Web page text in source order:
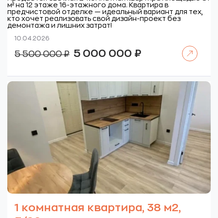
м² на 12 этаже 16-этажного дома. Квартира в
предчистовой отделке — идеальный вариант для тех,
кто хочет реализовать свой дизайн-проект без
демонтажа и лишних затрат!
10.04.2026
5 500 000₽
Первоначальная
цена
500
000 ₽.
5 000 000 ₽Текущая
000 ₽.
1 комнатная квартира, 38 м2,